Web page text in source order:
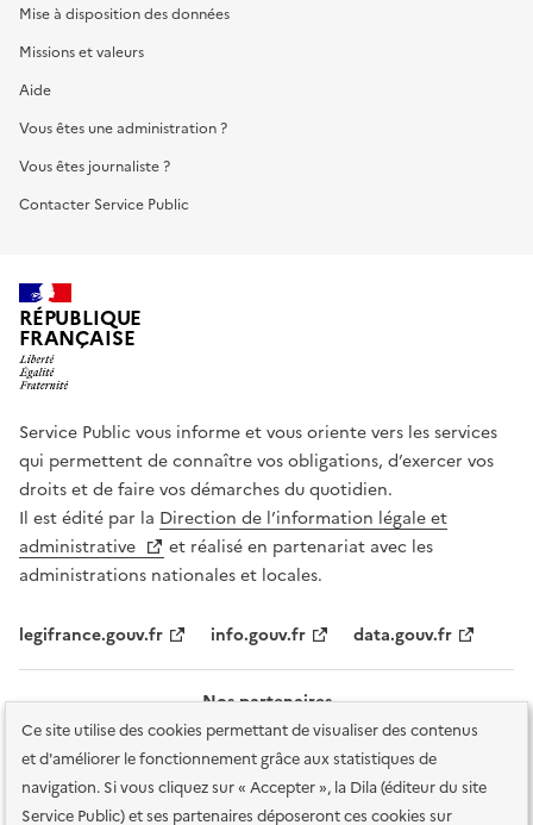
Ce site utilise des cookies permettant de visualiser des contenus
et d'améliorer le fonctionnement grâce aux statistiques de
navigation. Si vous cliquez sur « Accepter », la Dila (éditeur du site
Service Public) et ses partenaires déposeront ces cookies sur
Mise à disposition des données
Missions et valeurs
Aide
Vous êtes une administration ?
Vous êtes journaliste ?
Contacter Service Public
RÉPUBLIQUE
FRANÇAISE
Service Public vous informe et vous oriente vers les services
qui permettent de connaître vos obligations, d’exercer vos
droits et de faire vos démarches du quotidien.
Il est édité par la Direction de l’information légale et
administrative
et réalisé en partenariat avec les
administrations nationales et locales.
legifrance.gouv.fr info.gouv.fr data.gouv.fr
Nos partenaires